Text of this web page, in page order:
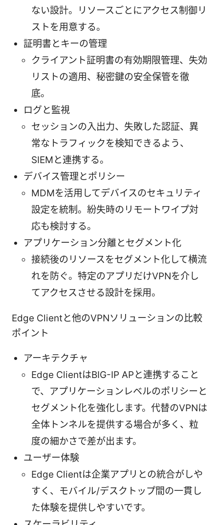
ない設計。リソースごとにアクセス制御リ
ストを用意する。
証明書とキーの管理
クライアント証明書の有効期限管理、失効
リストの適用、秘密鍵の安全保管を徹
底。
ログと監視
セッションの入出力、失敗した認証、異
常なトラフィックを検知できるよう、
SIEMと連携する。
デバイス管理とポリシー
MDMを活用してデバイスのセキュリティ
設定を統制。紛失時のリモートワイプ対
応も検討する。
アプリケーション分離とセグメント化
接続後のリソースをセグメント化して横流
れを防ぐ。特定のアプリだけVPNを介し
てアクセスさせる設計を採用。
Edge Clientと他のVPNソリューションの比較
ポイント
アーキテクチャ
Edge ClientはBIG-IP APと連携すること
で、アプリケーションレベルのポリシーと
セグメント化を強化します。代替のVPNは
全体トンネルを提供する場合が多く、粒
度の細かさで差が出ます。
ユーザー体験
Edge Clientは企業アプリとの統合がしや
すく、モバイル/デスクトップ間の一貫し
た体験を提供しやすいです。